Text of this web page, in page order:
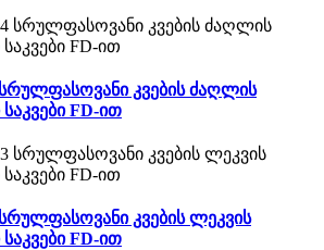
კვების ძაღლის
FD-ით
კვების ლეკვის
FD-ით